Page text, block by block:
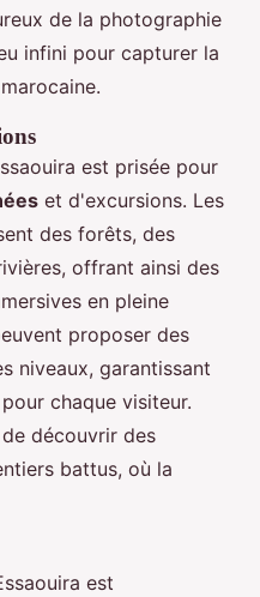
de la photographie
infini pour capturer la
est prisée pour
et d'excursions. Les
des forêts, des
offrant ainsi des
en pleine
proposer des
niveaux, garantissant
chaque visiteur.
découvrir des
battus, où la
est